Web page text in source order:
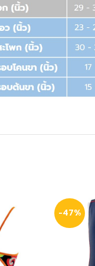
-47%